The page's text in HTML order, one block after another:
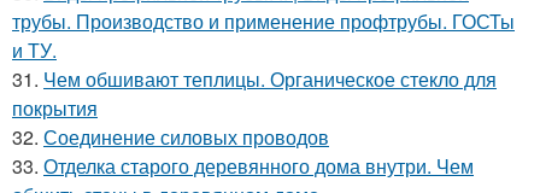
трубы. Производство и применение профтрубы. ГОСТы
и ТУ.
31. Чем обшивают теплицы. Органическое стекло для
покрытия
32. Соединение силовых проводов
33. Отделка старого деревянного дома внутри. Чем